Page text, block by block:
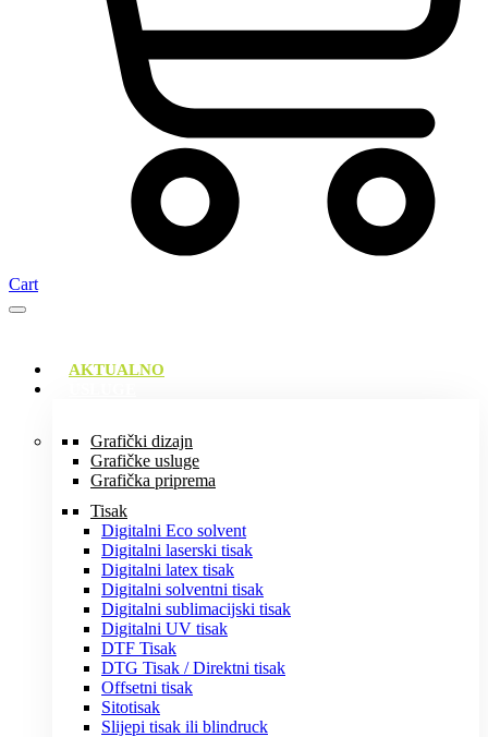
Cart
AKTUALNO
Grafički dizajn
Grafičke usluge
Grafička priprema
Tisak
Digitalni Eco solvent
Digitalni laserski tisak
Digitalni latex tisak
Digitalni solventni tisak
Digitalni sublimacijski tisak
Digitalni UV tisak
DTF Tisak
DTG Tisak / Direktni tisak
Offsetni tisak
Sitotisak
Slijepi tisak ili blindruck